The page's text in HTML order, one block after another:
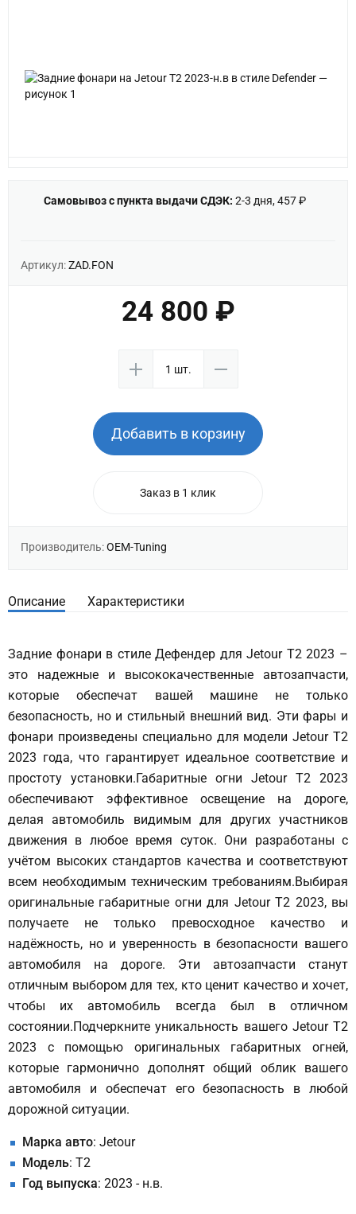
Самовывоз с пункта выдачи СДЭК: 2-3 дня, 457 ₽
Артикул:ZAD.FON
24 800 ₽
Добавить в корзину
Заказ в 1 клик
Производитель:OEM-Tuning
Описание Характеристики
Задние фонари в стиле Дефендер для Jetour T2 2023 –
это надежные и высококачественные автозапчасти,
которые обеспечат вашей машине не только
безопасность, но и стильный внешний вид. Эти фары и
фонари произведены специально для модели Jetour T2
2023 года, что гарантирует идеальное соответствие и
простоту установки.Габаритные огни Jetour T2 2023
обеспечивают эффективное освещение на дороге,
делая автомобиль видимым для других участников
движения в любое время суток. Они разработаны с
учётом высоких стандартов качества и соответствуют
всем необходимым техническим требованиям.Выбирая
оригинальные габаритные огни для Jetour T2 2023, вы
получаете не только превосходное качество и
надёжность, но и уверенность в безопасности вашего
автомобиля на дороге. Эти автозапчасти станут
отличным выбором для тех, кто ценит качество и хочет,
чтобы их автомобиль всегда был в отличном
состоянии.Подчеркните уникальность вашего Jetour T2
2023 с помощью оригинальных габаритных огней,
которые гармонично дополнят общий облик вашего
автомобиля и обеспечат его безопасность в любой
дорожной ситуации.
Марка авто: Jetour
Модель: T2
Год выпуска: 2023 - н.в.